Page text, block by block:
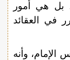
بل هي أمور
في العقائد
الإمام، وأنه